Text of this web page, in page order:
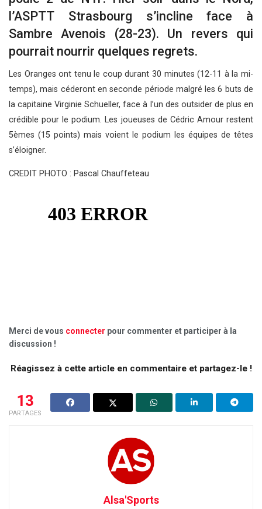
l’ASPTT Strasbourg s’incline face à
Sambre Avenois (28-23). Un revers qui
pourrait nourrir quelques regrets.
Les Oranges ont tenu le coup durant 30 minutes (12-11 à la mi-
temps), mais céderont en seconde période malgré les 6 buts de
la capitaine Virginie Schueller, face à l’un des outsider de plus en
crédible pour le podium. Les joueuses de Cédric Amour restent
5èmes (15 points) mais voient le podium les équipes de têtes
s’éloigner.
CREDIT PHOTO : Pascal Chauffeteau
Merci de vous connecter pour commenter et participer à la
discussion !
Réagissez à cette article en commentaire et partagez-le !
13
PARTAGES
Alsa'Sports